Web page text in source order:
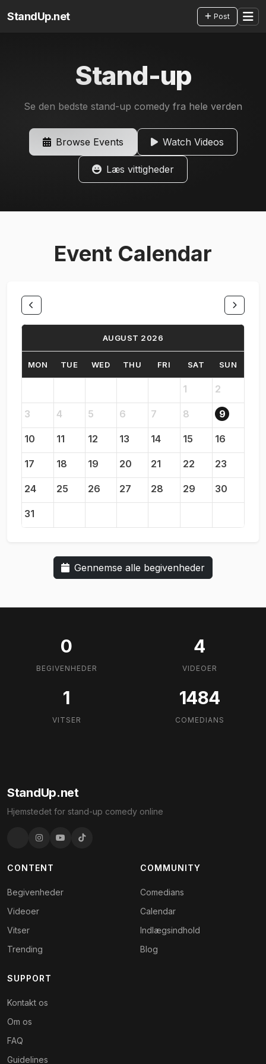
StandUp.net Post
Stand-up
Se den bedste stand-up comedy fra hele verden
Browse Events Watch Videos
Læs vittigheder
Event Calendar
AUGUST 2026
MON TUE WED THU FRI SAT SUN
1 2
3 4 5 6 7 8 9
10 11 12 13 14 15 16
17 18 19 20 21 22 23
24 25 26 27 28 29 30
31
Gennemse alle begivenheder
0
BEGIVENHEDER
4
VIDEOER
1
VITSER
1484
COMEDIANS
StandUp.net
Hjemstedet for stand-up comedy online
CONTENT
Begivenheder
Videoer
Vitser
Trending
COMMUNITY
Comedians
Calendar
Indlægsindhold
Blog
SUPPORT
Kontakt os
Om os
FAQ
Guidelines